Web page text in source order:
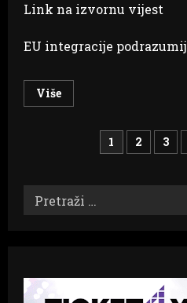
Link na izvornu vijest
EU integracije podrazumij
VišeRead
more
Evropska
federacija
djelovati,
nezavisni
korupcije
Brojevi
stranica
objava
1 2 3
Pretraži: